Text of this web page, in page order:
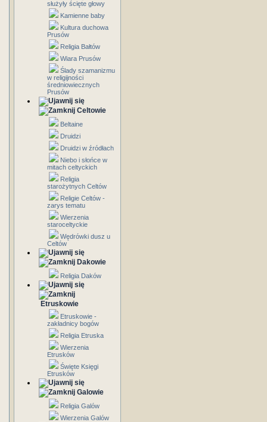
służyły ścięte głowy
Kamienne baby
Kultura duchowa
Prusów
Religia Bałtów
Wiara Prusów
Ślady szamanizmu
w religijności
średniowiecznych
Prusów
Celtowie
Beltaine
Druidzi
Druidzi w źródłach
Niebo i słońce w
mitach celtyckich
Religia
starożytnych Celtów
Religie Celtów -
zarys tematu
Wierzenia
staroceltyckie
Wędrówki dusz u
Celtów
Dakowie
Religia Daków
Etruskowie
Etruskowie -
zakładnicy bogów
Religia Etruska
Wierzenia
Etrusków
Święte Księgi
Etrusków
Galowie
Religia Galów
Wierzenia Galów